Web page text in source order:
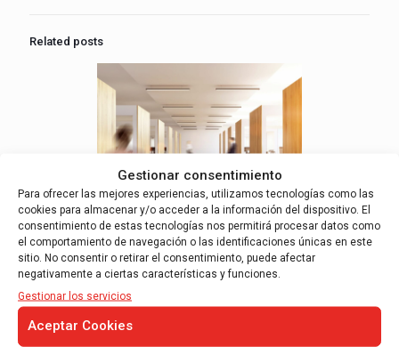
Gestionar consentimiento
Para ofrecer las mejores experiencias, utilizamos tecnologías como las
cookies para almacenar y/o acceder a la información del dispositivo. El
consentimiento de estas tecnologías nos permitirá procesar datos como
el comportamiento de navegación o las identificaciones únicas en este
sitio. No consentir o retirar el consentimiento, puede afectar
negativamente a ciertas características y funciones.
Gestionar los servicios
Aceptar Cookies
Related posts
27 febrero, 2023
Los estados financieros intermedios y las PYMES
Read more